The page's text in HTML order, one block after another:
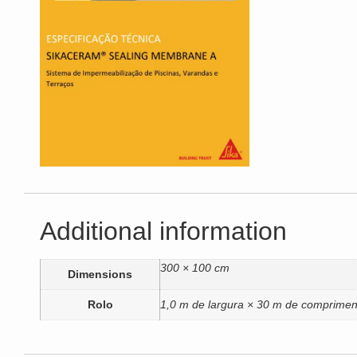
Additional information
Dimensions 300 × 100 cm
Rolo 1,0 m de largura × 30 m de